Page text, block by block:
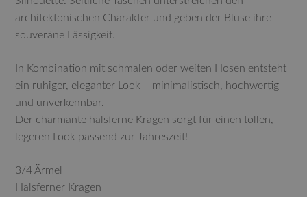
architektonischen Charakter und geben der Bluse ihre
souveräne Lässigkeit.
In Kombination mit schmalen oder weiten Hosen entsteht
ein ruhiger, eleganter Look – minimalistisch, hochwertig
und unverkennbar.
Der charmante halsferne Kragen sorgt für einen tollen,
legeren Look passend zur Jahreszeit!
3/4 Ärmel
Halsferner Kragen